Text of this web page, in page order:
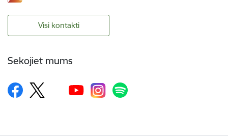
Visi kontakti
Sekojiet mums